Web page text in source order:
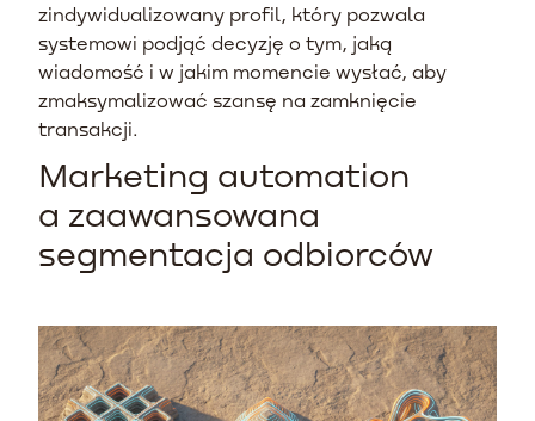
zindywidualizowany profil, który pozwala
systemowi podjąć decyzję o tym, jaką
wiadomość i w jakim momencie wysłać, aby
zmaksymalizować szansę na zamknięcie
transakcji.
Marketing automation
a zaawansowana
segmentacja odbiorców